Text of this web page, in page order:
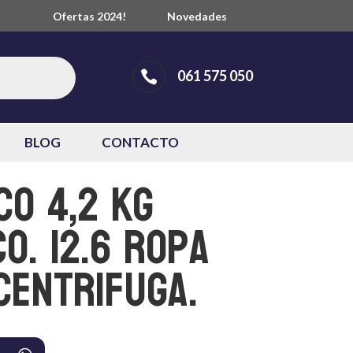
Ofertas 2024! Novedades
 061 575 050
BLOG CONTACTO
4,2 Kg
12.6 ropa